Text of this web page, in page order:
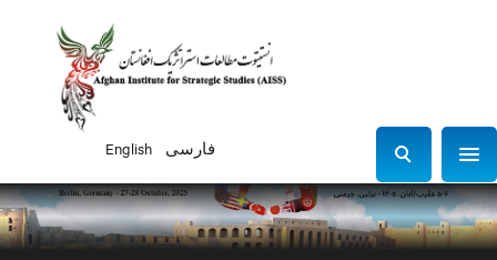
English فارسی
S
e
a
r